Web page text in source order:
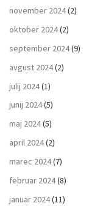
november 2024(2)
oktober 2024(2)
september 2024(9)
avgust 2024(2)
julij 2024(1)
junij 2024(5)
maj 2024(5)
april 2024(2)
marec 2024(7)
februar 2024(8)
januar 2024(11)